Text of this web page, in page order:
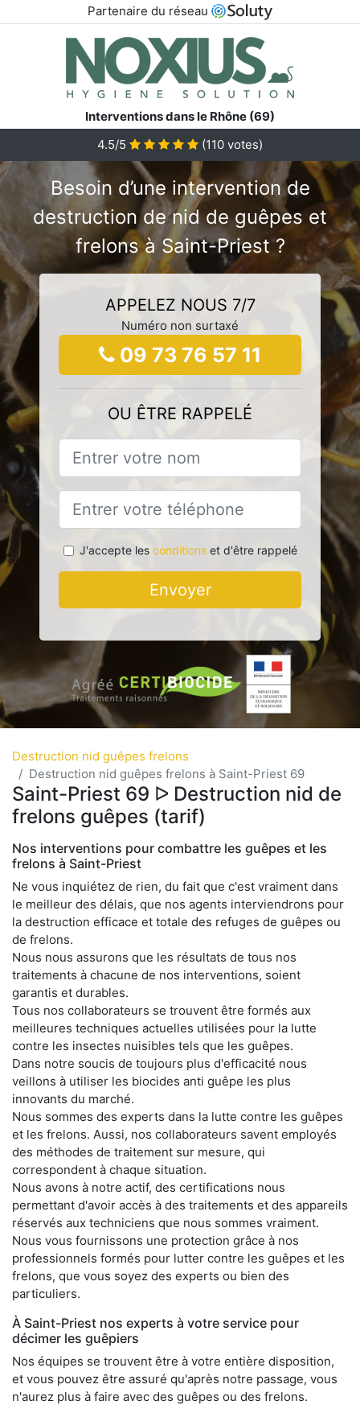
Partenaire du réseau
Interventions dans le Rhône (69)
4.5/5
(110 votes)
Besoin d’une intervention de
destruction de nid de guêpes et
frelons à Saint-Priest ?
APPELEZ NOUS 7/7
Numéro non surtaxé
09 73 76 57 11
OU ÊTRE RAPPELÉ
J'accepte les conditionset d'être rappelé
Envoyer
Destruction nid guêpes frelons
Destruction nid guêpes frelons à Saint-Priest 69
Saint-Priest 69 ᐅ Destruction nid de
frelons guêpes (tarif)
Nos interventions pour combattre les guêpes et les
frelons à Saint-Priest
Ne vous inquiétez de rien, du fait que c'est vraiment dans
le meilleur des délais, que nos agents interviendrons pour
la destruction efficace et totale des refuges de guêpes ou
de frelons.
Nous nous assurons que les résultats de tous nos
traitements à chacune de nos interventions, soient
garantis et durables.
Tous nos collaborateurs se trouvent être formés aux
meilleures techniques actuelles utilisées pour la lutte
contre les insectes nuisibles tels que les guêpes.
Dans notre soucis de toujours plus d'efficacité nous
veillons à utiliser les biocides anti guêpe les plus
innovants du marché.
Nous sommes des experts dans la lutte contre les guêpes
et les frelons. Aussi, nos collaborateurs savent employés
des méthodes de traitement sur mesure, qui
correspondent à chaque situation.
Nous avons à notre actif, des certifications nous
permettant d'avoir accès à des traitements et des appareils
réservés aux techniciens que nous sommes vraiment.
Nous vous fournissons une protection grâce à nos
professionnels formés pour lutter contre les guêpes et les
frelons, que vous soyez des experts ou bien des
particuliers.
À Saint-Priest nos experts à votre service pour
décimer les guêpiers
Nos équipes se trouvent être à votre entière disposition,
et vous pouvez être assuré qu'après notre passage, vous
n'aurez plus à faire avec des guêpes ou des frelons.